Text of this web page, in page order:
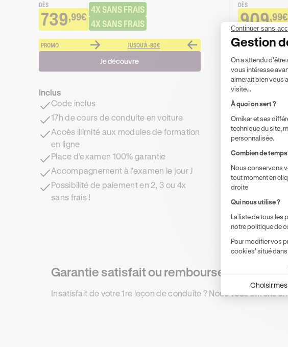
DÈS
739,99€
4X SANS FRAIS
4X SANS FRAIS
PROMO JUSQU'À -80€
Je découvre
Inclus
Code inclus
17h de cours de conduite en voiture
Accès illimité aux modules de formation
en ligne
Place d’examen 100% garantie
Accompagnement à l'examen le jour J
Possibilité de paiement en 2, 3 ou 4x
sans frais !
DÈS
909,99€
PROMO
Inclus
Code
20h de
Accès
en ligne
1 rendez-
Garantie satisfait ou remboursé !
Insatisfait de votre 1re leçon de conduite ? Nous vous offrons un
Continuer sans
Gestion
On a attendu d'être
vous intéresse
aimerait bien vous
visite...
À quoi on sert ?
Ornikar et ses
technique du site,
personnalisée.
Combien de
Nous conservons
tout moment en
droite
Qui nous utilise ?
La liste de tous les
notre politique de
Pour modifier vos
cookies' situé dans
Choisir